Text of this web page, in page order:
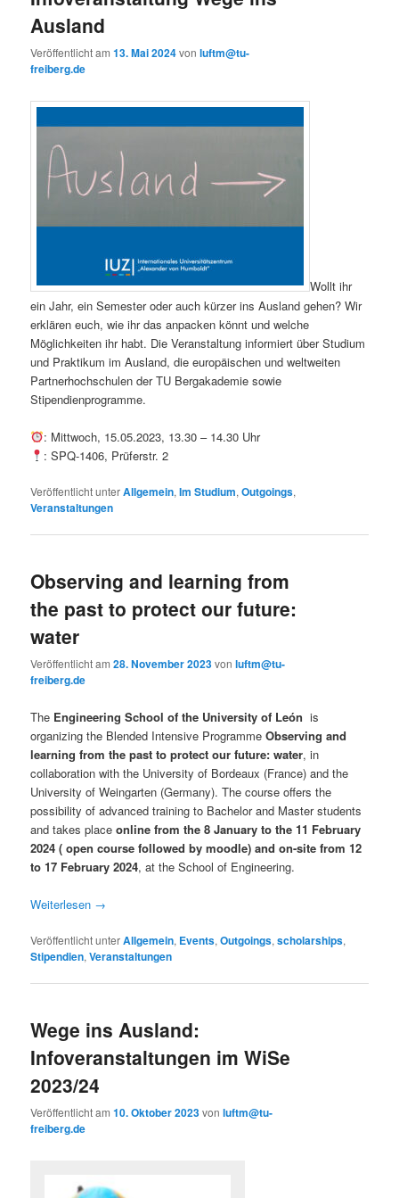
Ausland
Veröffentlicht am13. Mai 2024vonluftm@tu-
freiberg.de
Wollt ihr
ein Jahr, ein Semester oder auch kürzer ins Ausland gehen? Wir
erklären euch, wie ihr das anpacken könnt und welche
Möglichkeiten ihr habt. Die Veranstaltung informiert über Studium
und Praktikum im Ausland, die europäischen und weltweiten
Partnerhochschulen der TU Bergakademie sowie
Stipendienprogramme.
: Mittwoch, 15.05.2023, 13.30 – 14.30 Uhr
: SPQ-1406, Prüferstr. 2
Veröffentlicht unterAllgemein,Im Studium,Outgoings,
Veranstaltungen
Observing and learning from
the past to protect our future:
water
Veröffentlicht am28. November 2023vonluftm@tu-
freiberg.de
The Engineering School of the University of León is
organizing the Blended Intensive ProgrammeObserving and
learning from the past to protect our future: water, in
collaboration with the University of Bordeaux (France) and the
University of Weingarten (Germany). The course offers the
possibility of advanced training to Bachelor and Master students
and takes placeonline from the 8 January to the 11 February
2024 ( open course followed by moodle) and on-site from 12
to 17 February 2024, at the School of Engineering.
Weiterlesen →
Veröffentlicht unterAllgemein, Events,Outgoings,scholarships,
Stipendien,Veranstaltungen
Wege ins Ausland:
Infoveranstaltungen im WiSe
2023/24
Veröffentlicht am10. Oktober 2023vonluftm@tu-
freiberg.de